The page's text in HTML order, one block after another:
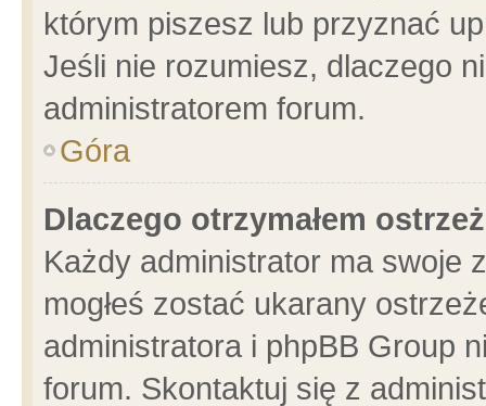
którym piszesz lub przyznać
Jeśli nie rozumiesz, dlaczego
administratorem forum.
Góra
Dlaczego otrzymałem
Każdy administrator ma swoje
mogłeś zostać ukarany
administratora i phpBB Group
forum. Skontaktuj się z